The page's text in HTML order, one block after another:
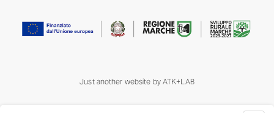
Just another website by ATK+LAB